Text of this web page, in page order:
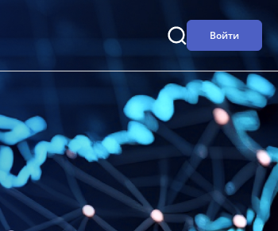
Войти